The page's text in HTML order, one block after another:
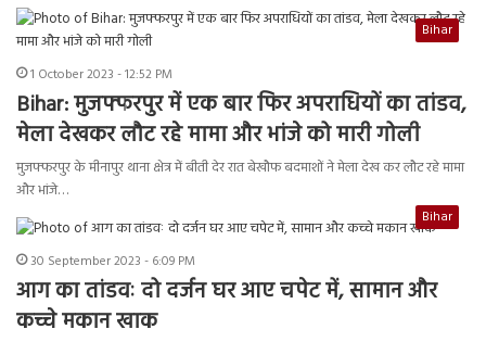
Bihar
1 October 2023 - 12:52 PM
Bihar: मुजफ्फरपुर में एक बार फिर अपराधियों का तांडव,
मेला देखकर लौट रहे मामा और भांजे को मारी गोली
मुजफ्फरपुर के मीनापुर थाना क्षेत्र में बीती देर रात बेखौफ बदमाशों ने मेला देख कर लौट रहे मामा
और भांजे…
Bihar
30 September 2023 - 6:09 PM
आग का तांडवः दो दर्जन घर आए चपेट में, सामान और
कच्चे मकान खाक